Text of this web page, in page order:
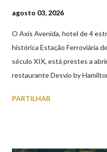
agosto 03, 2026
O Axis Avenida, hotel de 4
histórica Estação Ferroviária
século XIX, está prestes a
restaurante Desvio by
peças históricas cedidas pela
PARTILHAR